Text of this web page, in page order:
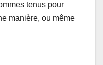
tenus pour
manière, ou même